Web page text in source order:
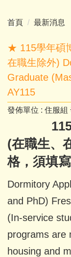
到
要
容
區
首頁 最新消息
★ 115學年碩
在職生除外)
Graduate
AY115
發佈單位 : 住服組
(在職生、
格，須填寫
Dormitory
and PhD)
(In-service
programs are
housing and